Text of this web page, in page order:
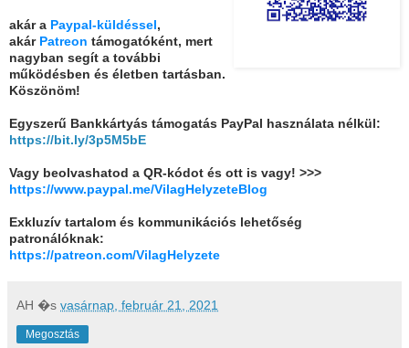
akár a Paypal-küldéssel,
akár Patreon támogatóként, mert
nagyban segít a további
működésben és életben tartásban.
Köszönöm!
Egyszerű Bankkártyás támogatás PayPal használata nélkül:
https://bit.ly/3p5M5bE
Vagy beolvashatod a QR-kódot és ott is vagy! >>>
https://www.paypal.me/VilagHelyzeteBlog
Exkluzív tartalom és kommunikációs lehetőség
patronálóknak:
https://patreon.com/VilagHelyzete
AH �s vasárnap, február 21, 2021
Megosztás